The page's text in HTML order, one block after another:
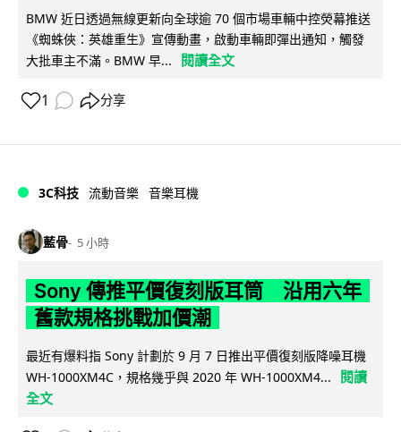
BMW 近日透過無線更新向全球逾 70 個市場車輛中控熒幕推送
《蜘蛛俠：英雄重生》宣傳動畫，啟動車輛即彈出通知，觸發
大批車主不滿。BMW 早...
閱讀全文
1 分享
3C科技 流動音樂 音樂耳機
藍骨 5 小時
Sony 傳推平價復刻版耳筒 沿用六年
舊款規格挑戰加價潮
最近有爆料指 Sony 計劃於 9 月 7 日推出平價復刻版降噪耳機
WH-1000XM4C，規格幾乎與 2020 年 WH-1000XM4...
閱讀
全文